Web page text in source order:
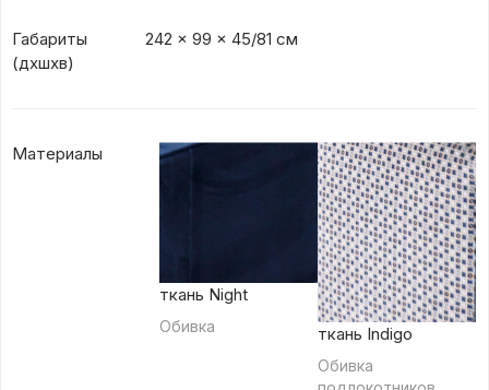
Габариты
(дхшхв)
242 x 99 x 45/81 см
Материалы
ткань Night
Обивка ткань Indigo
Обивка